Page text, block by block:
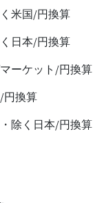
米国/円換算
日本/円換算
ーケット/円換算
円換算
除く日本/円換算